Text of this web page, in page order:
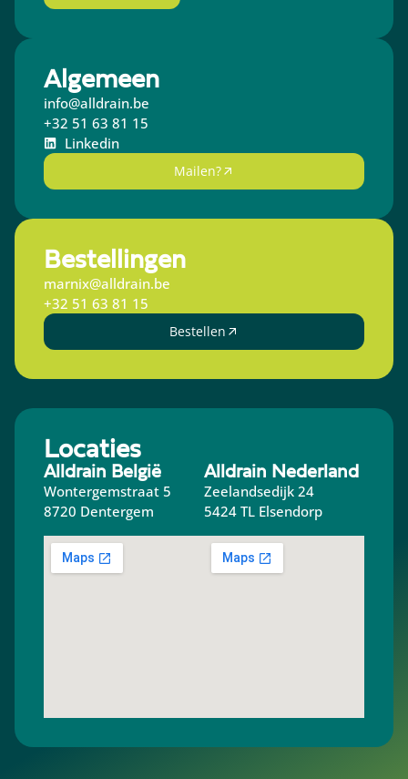
Algemeen
info@alldrain.be
+32 51 63 81 15
Linkedin
Mailen?
Bestellingen
marnix@alldrain.be
+32 51 63 81 15
Bestellen
Locaties
Alldrain België
Wontergemstraat 5
8720 Dentergem
Alldrain Nederland
Zeelandsedijk 24
5424 TL Elsendorp